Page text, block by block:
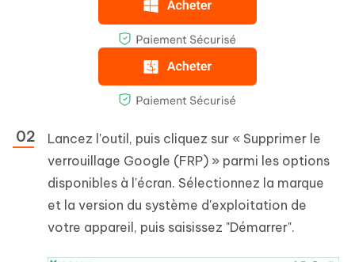
Lancez l'outil, puis cliquez sur « Supprimer le
verrouillage Google (FRP) » parmi les options
disponibles à l'écran. Sélectionnez la marque
et la version du système d'exploitation de
votre appareil, puis saisissez "Démarrer".